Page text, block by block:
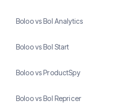
Boloo vs Bol Analytics
Boloo vs Bol Start
Boloo vs ProductSpy
Boloo vs Bol Repricer